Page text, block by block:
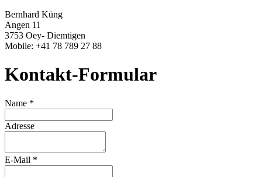
Bernhard Küng
Angen 11
3753 Oey- Diemtigen
Mobile: +41 78 789 27 88
Kontakt-Formular
Name *
Adresse
E-Mail *